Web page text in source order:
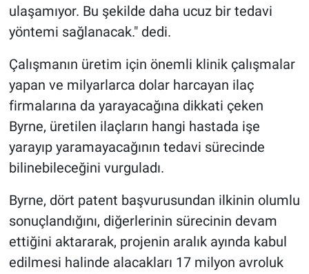
ulaşamıyor. Bu şekilde daha ucuz bir tedavi
yöntemi sağlanacak." dedi.
Çalışmanın üretim için önemli klinik çalışmalar
yapan ve milyarlarca dolar harcayan ilaç
firmalarına da yarayacağına dikkati çeken
Byrne, üretilen ilaçların hangi hastada işe
yarayıp yaramayacağının tedavi sürecinde
bilinebileceğini vurguladı.
Byrne, dört patent başvurusundan ilkinin olumlu
sonuçlandığını, diğerlerinin sürecinin devam
ettiğini aktararak, projenin aralık ayında kabul
edilmesi halinde alacakları 17 milyon avroluk